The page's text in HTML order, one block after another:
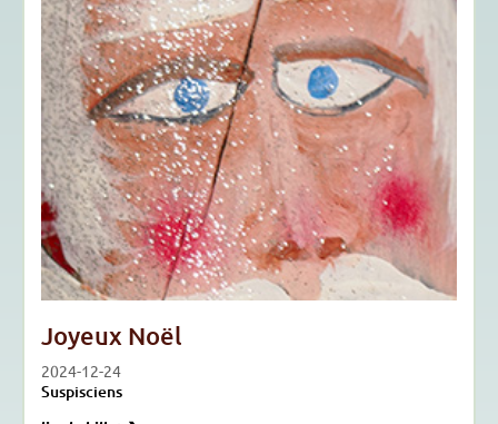
Joyeux Noël
2024-12-24
Suspisciens